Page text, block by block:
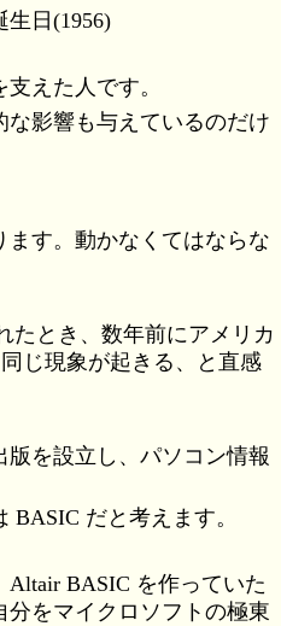
生日(1956)
えた人です。
な影響も与えているのだけ
ます。動かなくてはならな
たとき、数年前にアメリカ
じ現象が起きる、と直感
を設立し、パソコン情報
BASIC だと考えます。
BASIC を作っていた
分をマイクロソフトの極東